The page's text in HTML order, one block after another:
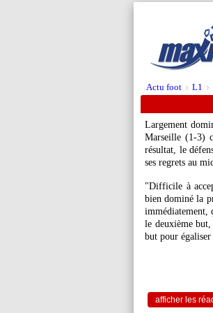
Actu foot > L1 >
Largement
Marseille (1-3)
résultat, le
ses regrets au
"Difficile à
bien dominé la
immédiatement,
le deuxième
but pour
afficher les